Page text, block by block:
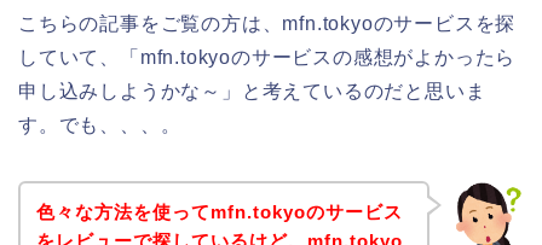
こちらの記事をご覧の方は、mfn.tokyoのサービスを探
していて、「mfn.tokyoのサービスの感想がよかったら
申し込みしようかな～」と考えているのだと思いま
す。でも、、、。
色々な方法を使ってmfn.tokyoのサービス